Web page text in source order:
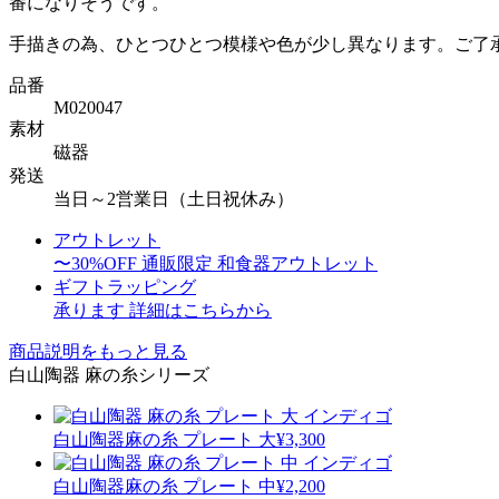
手描きの為、ひとつひとつ模様や色が少し異なります。ご了
品番
M020047
素材
磁器
発送
当日～2営業日（土日祝休み）
アウトレット
〜30%OFF 通販限定 和食器アウトレット
ギフトラッピング
承ります 詳細はこちらから
商品説明をもっと見る
白山陶器 麻の糸シリーズ
白山陶器麻の糸 プレート 大¥3,300
白山陶器麻の糸 プレート 中¥2,200